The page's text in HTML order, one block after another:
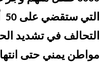
التحالف في تشديد
مواطن يمني حتى